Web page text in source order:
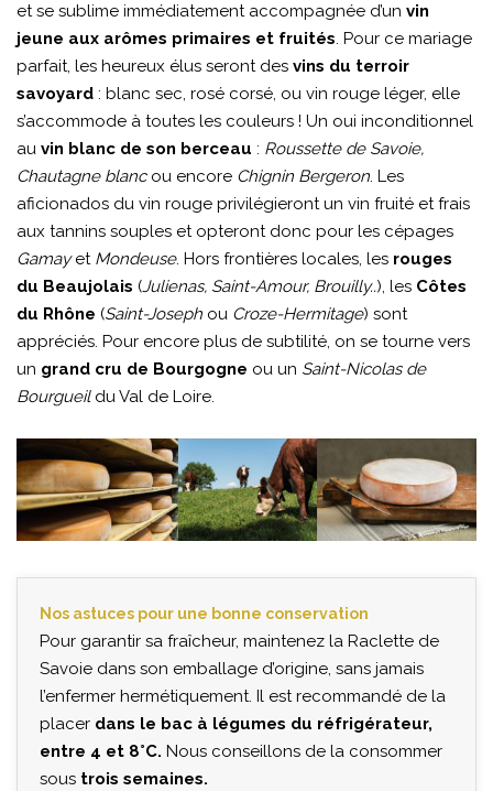
et se sublime immédiatement accompagnée d’un vin
jeune aux arômes primaires et fruités. Pour ce mariage
parfait, les heureux élus seront des vins du terroir
savoyard : blanc sec, rosé corsé, ou vin rouge léger, elle
s’accommode à toutes les couleurs ! Un oui inconditionnel
au vin blanc de son berceau : Roussette de Savoie,
Chautagne blancou encore Chignin Bergeron. Les
aficionados du vin rouge privilégieront un vin fruité et frais
aux tannins souples et opteront donc pour les cépages
Gamayet Mondeuse. Hors frontières locales, les rouges
du Beaujolais (Julienas, Saint-Amour, Brouilly..), les Côtes
du Rhône (Saint-Joseph ou Croze-Hermitage) sont
appréciés. Pour encore plus de subtilité, on se tourne vers
un grand cru de Bourgogne ou un Saint-Nicolas de
Bourgueildu Val de Loire.
Nos astuces pour une bonne conservation
Pour garantir sa fraîcheur, maintenez la Raclette de
Savoie dans son emballage d’origine, sans jamais
l’enfermer hermétiquement. Il est recommandé de la
placer dans le bac à légumes du réfrigérateur,
entre 4 et 8°C. Nous conseillons de la consommer
sous trois semaines.